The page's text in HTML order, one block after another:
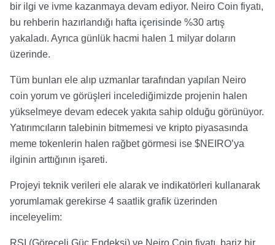
bir ilgi ve ivme kazanmaya devam ediyor. Neiro Coin fiyatı,
bu rehberin hazırlandığı hafta içerisinde %30 artış
yakaladı. Ayrıca günlük hacmi halen 1 milyar doların
üzerinde.
Tüm bunları ele alıp uzmanlar tarafından yapılan Neiro
coin yorum ve görüşleri incelediğimizde projenin halen
yükselmeye devam edecek yakıta sahip olduğu görünüyor.
Yatırımcıların talebinin bitmemesi ve kripto piyasasında
meme tokenlerin halen rağbet görmesi ise $NEIRO’ya
ilginin arttığının işareti.
Projeyi teknik verileri ele alarak ve indikatörleri kullanarak
yorumlamak gerekirse 4 saatlik grafik üzerinden
inceleyelim:
RSI (Göreceli Güç Endeksi) ve Neiro Coin fiyatı, bariz bir